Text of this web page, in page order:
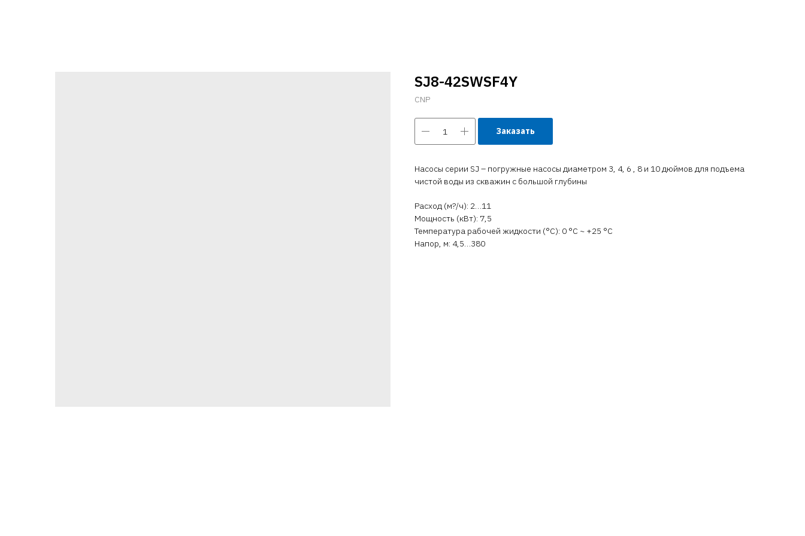
SJ8-42SWSF4Y
CNP
Заказать
Насосы серии SJ – погружные насосы диаметром 3, 4, 6 , 8 и 10 дюймов для подъема
чистой воды из скважин с большой глубины
Расход (м?/ч): 2…11
Мощность (кВт): 7,5
Температура рабочей жидкости (°C): 0 °С ~ +25 °С
Напор, м: 4,5…380